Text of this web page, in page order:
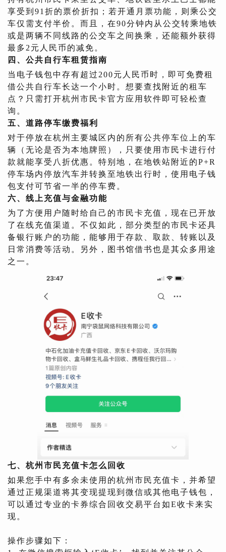
享受到91折的票价折扣；若开通月票功能，则乘公交
车仅需支付半价。而且，在90分钟内从公交转乘地铁
或是两辆不同线路的公交车之间换乘，还能额外获得
最多2元人民币的减免。
四、公共自行车租赁指南
当电子钱包中存有超过200元人民币时，即可免费租
借公共自行车长达一个小时。想要查找附近的租车
点？只需打开杭州市民卡官方应用软件即可轻松查
询。
五、道路停车缴费福利
对于停放在杭州主要城区内的所有公共停车位上的车
辆（无论是否为本地牌照），只要使用市民卡进行付
款就能享受八折优惠。特别地，在地铁站附近的P+R
停车场内停放汽车并转换至地铁出行时，使用电子钱
包支付可节省一半的停车费。
六、线上充值与金融功能
为了方便用户随时给自己的市民卡充值，现在已开放
了在线充值渠道。不仅如此，部分类型的市民卡还具
备银行账户的功能，能够用于存款、取款、转账以及
日常消费等活动。另外，图书馆借书也是其众多用途
之一。
七、杭州市民充值卡怎么回收
如果您手中有多余未使用的杭州市民充值卡，并希望
通过正规渠道将其变现提现到微信或其他电子钱包，
可以通过专业的卡券综合回收交易平台如E收卡来实
现。
操作步骤如下：